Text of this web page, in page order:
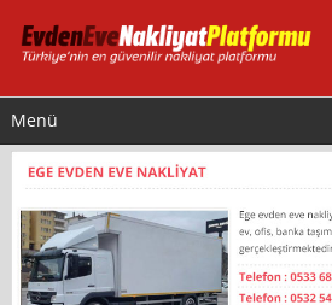
Menü